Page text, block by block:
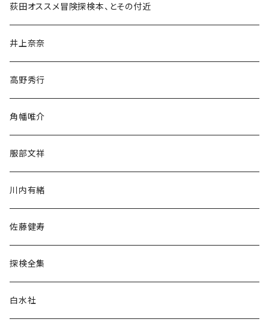
和書
文学・小説・物語
随筆・ノンフィクション・その他
民族・風習
言語・ことば
荻田オススメ冒険探検本、とその付近
井上奈奈
高野秀行
角幡唯介
服部文祥
川内有緒
佐藤健寿
探検全集
白水社